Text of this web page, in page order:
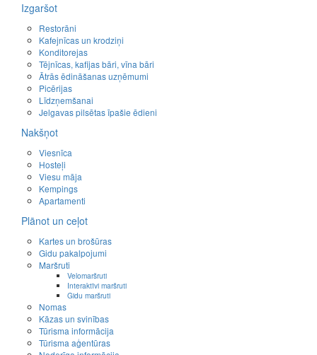
Izgaršot
Restorāni
Kafejnīcas un krodziņi
Konditorejas
Tējnīcas, kafijas bāri, vīna bāri
Ātrās ēdināšanas uzņēmumi
Picērijas
Līdzņemšanai
Jelgavas pilsētas īpašie ēdieni
Nakšņot
Viesnīca
Hosteļi
Viesu māja
Kempings
Apartamenti
Plānot un ceļot
Kartes un brošūras
Gidu pakalpojumi
Maršruti
Velomaršruti
Interaktīvi maršruti
Gidu maršruti
Nomas
Kāzas un svinības
Tūrisma informācija
Tūrisma aģentūras